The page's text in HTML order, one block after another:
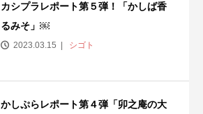
カシプラレポート第５弾！「かしば香
るみそ」￼
2023.03.15 シゴト
かしぷらレポート第４弾「卯之庵の大